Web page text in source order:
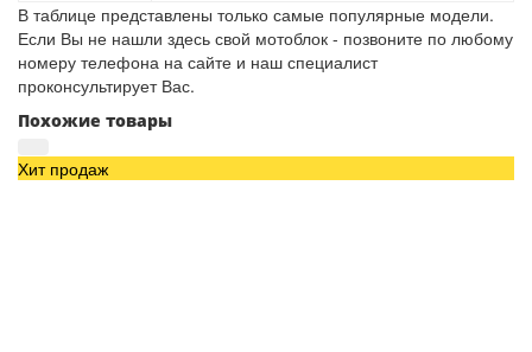
В таблице представлены только самые популярные модели.
Если Вы не нашли здесь свой мотоблок - позвоните по любому
номеру телефона на сайте и наш специалист
проконсультирует Вас.
Похожие товары
Хит продаж